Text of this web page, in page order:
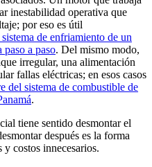
inestabilidad operativa que
por eso es útil
de enfriamiento de un
paso a paso. Del mismo modo,
irregular, una alimentación
fallas eléctricas; en esos casos
del sistema de combustible de
.
tiene sentido desmontar el
después es la forma
costos innecesarios.